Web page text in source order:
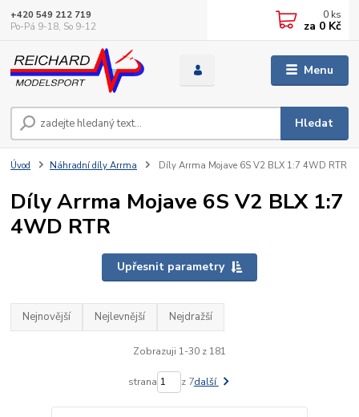
Menu
Hledat
+420 549 212 719
Po-Pá 9-18, So 9-12
0 ks
za 0 Kč
Úvod Náhradní díly Arrma Díly Arrma Mojave 6S V2 BLX 1:7 4WD RTR
Díly Arrma Mojave 6S V2 BLX 1:7
4WD RTR
Upřesnit parametry
Nejnovější Nejlevnější Nejdražší
Zobrazuji 1-30 z 181
strana z 7další